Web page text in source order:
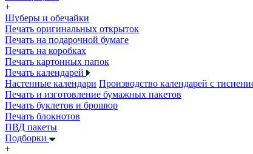
+
Шуберы и обечайки
Печать оригинальных открыток
Печать на подарочной бумаге
Печать на коробках
Печать картонных папок
Печать календарей
Настенные календари Производство календарей с
Печать и изготовление бумажных пакетов
Печать буклетов и брошюр
Печать блокнотов
ПВД пакеты
Подборки
+